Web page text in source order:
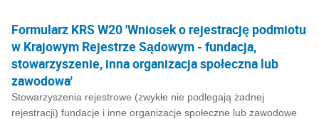
Formularz KRS W20 'Wniosek o rejestrację podmiotu
w Krajowym Rejestrze Sądowym - fundacja,
stowarzyszenie, inna organizacja społeczna lub
zawodowa'
Stowarzyszenia rejestrowe (zwykłe nie podlegają żadnej
rejestracji) fundacje i inne organizacje społeczne lub zawodowe